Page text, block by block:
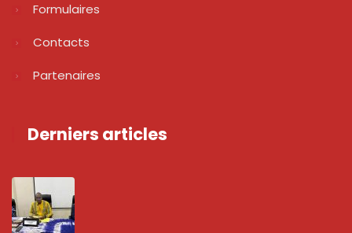
Formulaires
Contacts
Partenaires
Derniers articles